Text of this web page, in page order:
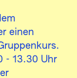
einen
- 13.30 Uhr